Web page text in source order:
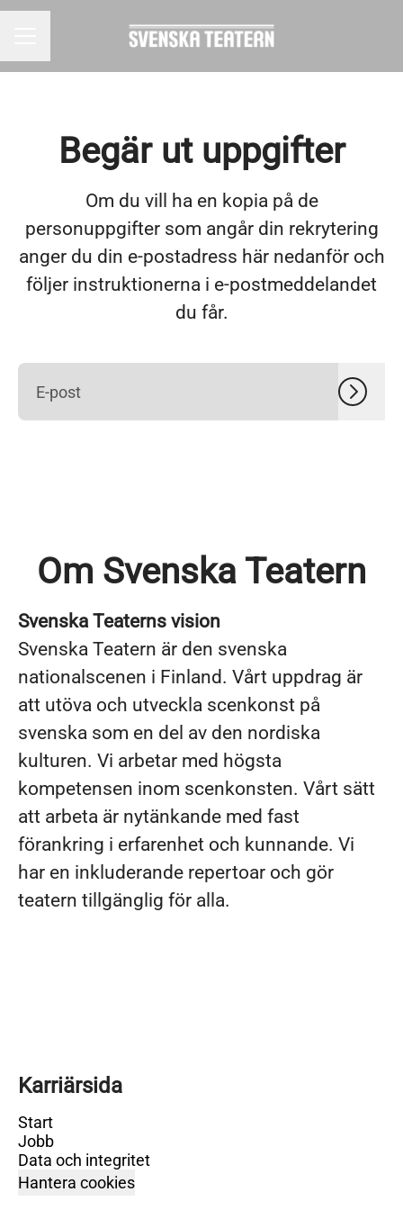
Begär ut uppgifter
Om du vill ha en kopia på de
personuppgifter som angår din rekrytering
anger du din e-postadress här nedanför och
följer instruktionerna i e-postmeddelandet
du får.
Om Svenska Teatern
Svenska Teaterns vision
Svenska Teatern är den svenska
nationalscenen i Finland. Vårt uppdrag är
att utöva och utveckla scenkonst på
svenska som en del av den nordiska
kulturen. Vi arbetar med högsta
kompetensen inom scenkonsten. Vårt sätt
att arbeta är nytänkande med fast
förankring i erfarenhet och kunnande. Vi
har en inkluderande repertoar och gör
teatern tillgänglig för alla.
Karriärsida
Start
Jobb
Data och integritet
Hantera cookies